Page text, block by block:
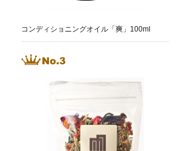
コンディショニングオイル「爽」100ml